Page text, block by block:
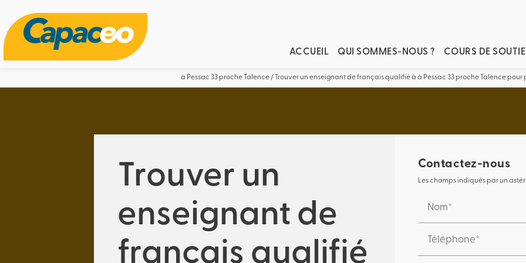
ACCUEIL QUI SOMMES-NOUS ? COURS DE
à Pessac 33 proche Talence / Trouver un enseignant de français qualifié à à Pessac 33 proche Talence
Trouver un
enseignant de
français qualifié
Contactez-nous
Les champs indiqués par un
Nom*
Téléphone*